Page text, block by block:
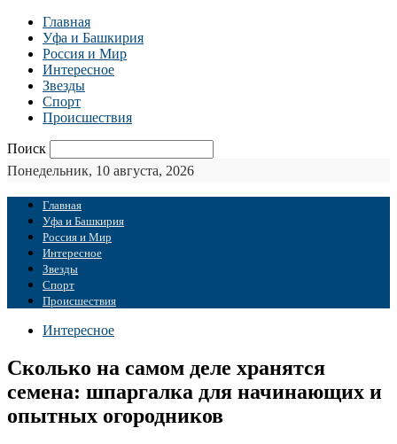
Главная
Уфа и Башкирия
Россия и Мир
Интересное
Звезды
Спорт
Происшествия
Поиск
Понедельник, 10 августа, 2026
Главная
Уфа и Башкирия
Россия и Мир
Интересное
Звезды
Спорт
Происшествия
Интересное
Сколько на самом деле хранятся
семена: шпаргалка для начинающих и
опытных огородников